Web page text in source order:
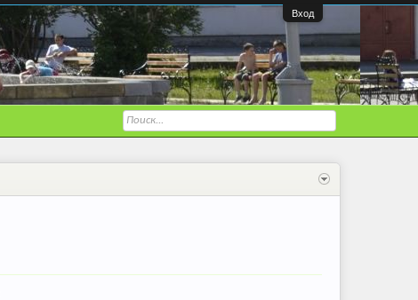
Вход